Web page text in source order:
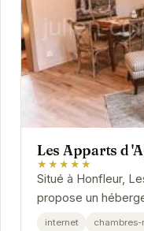
Les Apparts d
★★★★★
Situé à Honfleur,
propose un
Profitez d'un
internet